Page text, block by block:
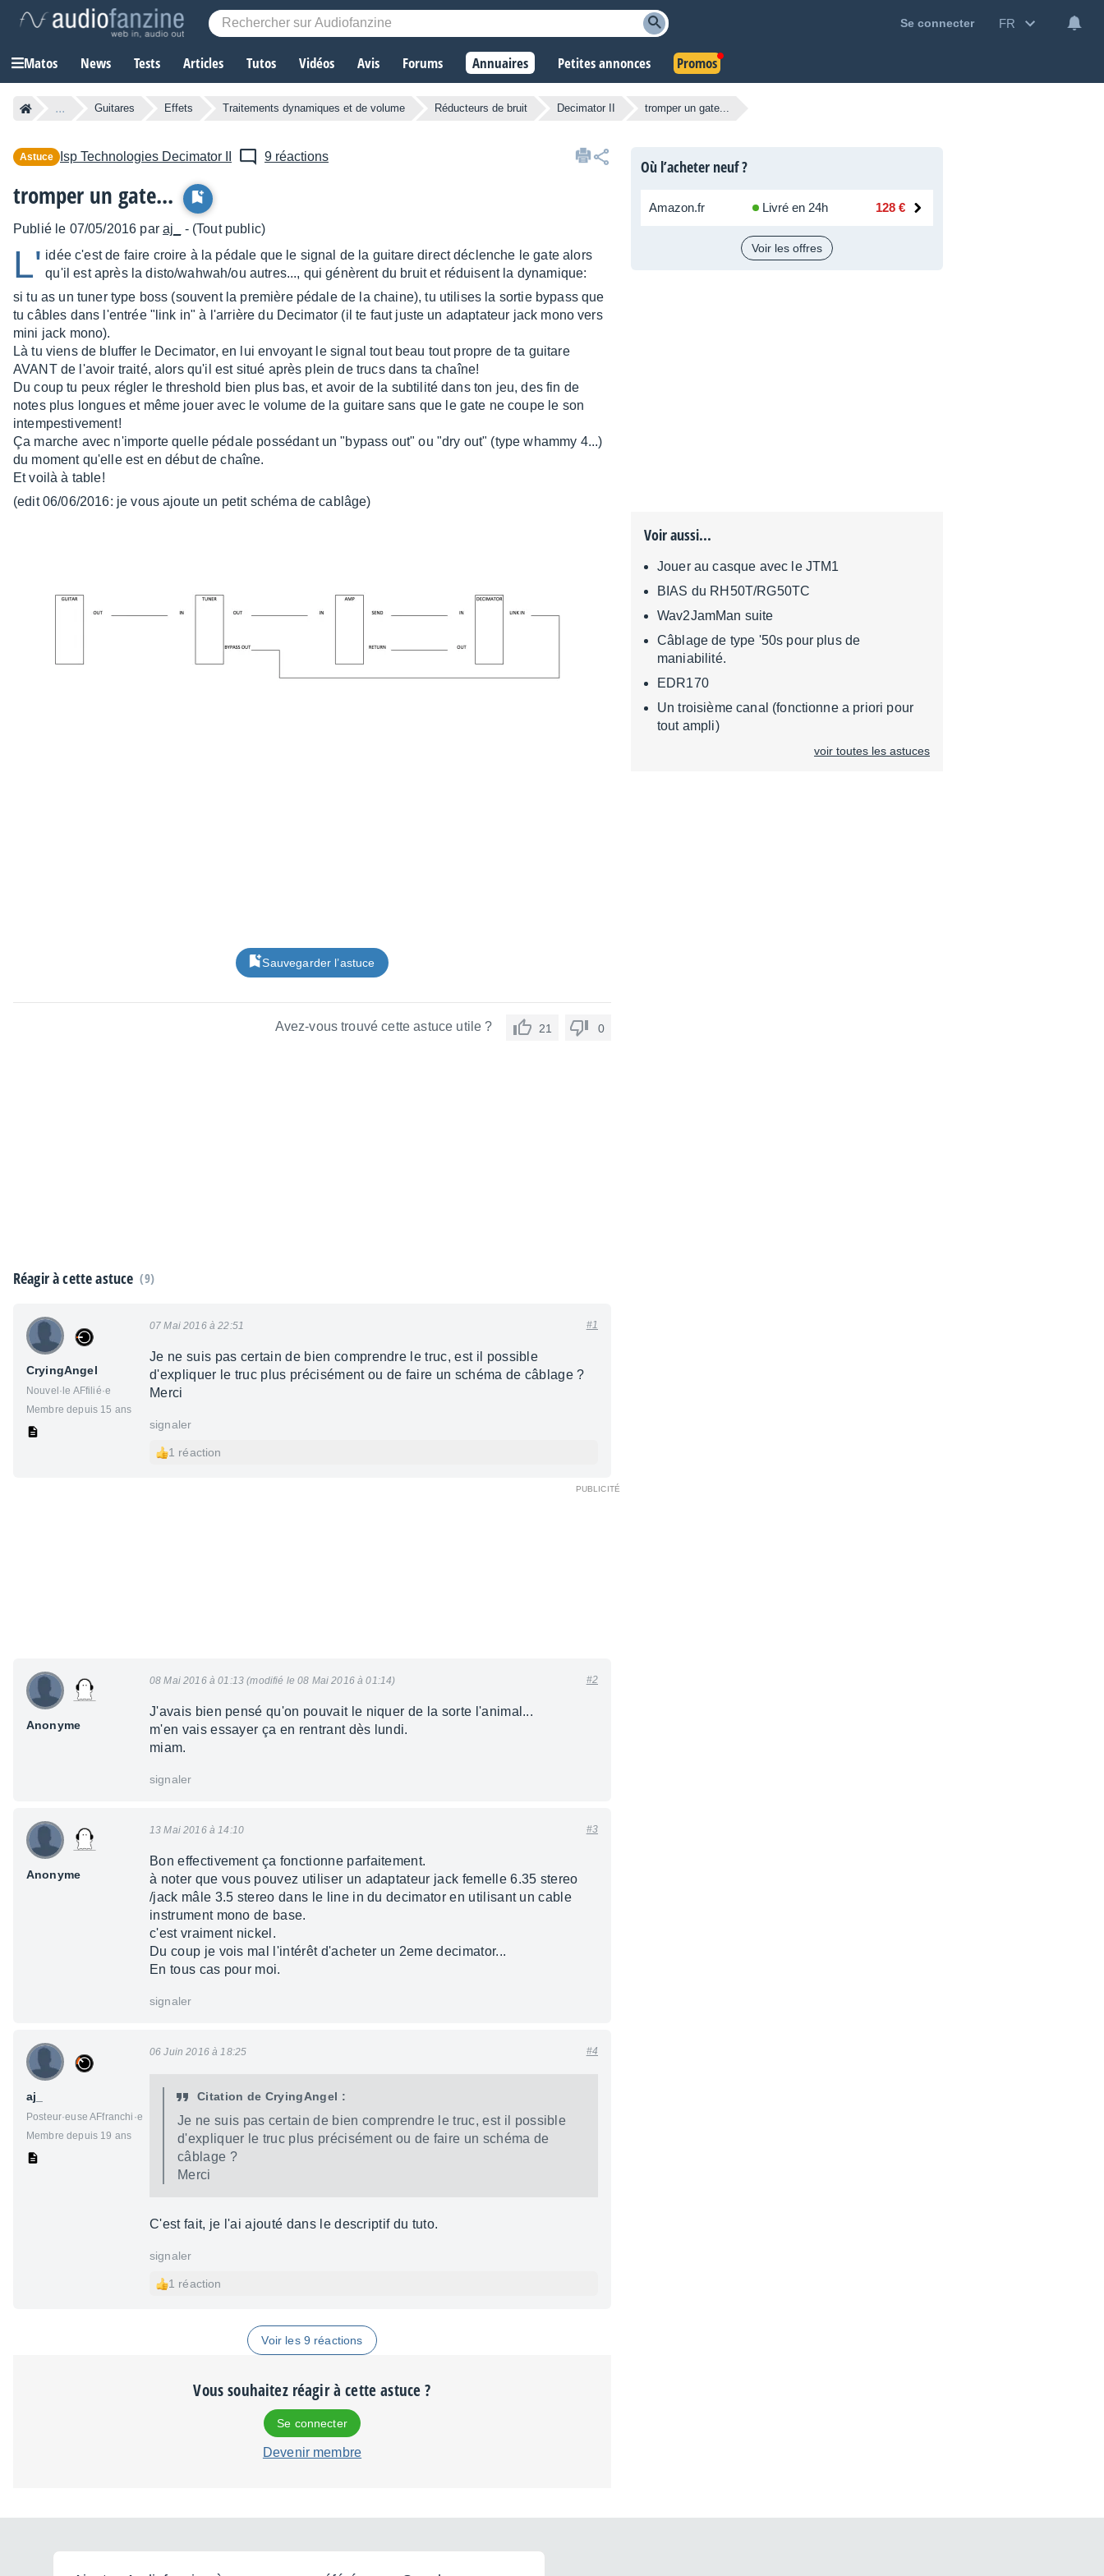
Se connecter FR
Matos News Tests Articles Tutos Vidéos Avis Forums Annuaires Petites annonces Promos
... Guitares Effets Traitements dynamiques et de volume Réducteurs de bruit Decimator II tromper un gate...
Astuce Isp Technologies Decimator II 9 réactions
tromper un gate...
Publié le 07/05/2016 paraj_ - (Tout public)
L' idée c'est de faire croire à la pédale que le signal de la guitare direct déclenche le gate alors
qu'il est après la disto/wahwah/ou autres..., qui génèrent du bruit et réduisent la dynamique:
si tu as un tuner type boss (souvent la première pédale de la chaine), tu utilises la sortie bypass que
tu câbles dans l'entrée "link in" à l'arrière du Decimator (il te faut juste un adaptateur jack mono vers
mini jack mono).
Là tu viens de bluffer le Decimator, en lui envoyant le signal tout beau tout propre de ta guitare
AVANT de l'avoir traité, alors qu'il est situé après plein de trucs dans ta chaîne!
Du coup tu peux régler le threshold bien plus bas, et avoir de la subtilité dans ton jeu, des fin de
notes plus longues et même jouer avec le volume de la guitare sans que le gate ne coupe le son
intempestivement!
Ça marche avec n'importe quelle pédale possédant un "bypass out" ou "dry out" (type whammy 4...)
du moment qu'elle est en début de chaîne.
Et voilà à table!
(edit 06/06/2016: je vous ajoute un petit schéma de cablâge)
Sauvegarder l’astuce
Avez-vous trouvé cette astuce utile ? 21 0
Réagir à cette astuce (9)
CryingAngel
Nouvel·le AFfilié·e
Membre depuis 15 ans
07 Mai 2016 à 22:51 #1
Je ne suis pas certain de bien comprendre le truc, est il possible
d'expliquer le truc plus précisément ou de faire un schéma de câblage ?
Merci
signaler
1 réaction
Anonyme
08 Mai 2016 à 01:13 (modifié le 08 Mai 2016 à 01:14) #2
J'avais bien pensé qu'on pouvait le niquer de la sorte l'animal...
m'en vais essayer ça en rentrant dès lundi.
miam.
signaler
Anonyme
13 Mai 2016 à 14:10 #3
Bon effectivement ça fonctionne parfaitement.
à noter que vous pouvez utiliser un adaptateur jack femelle 6.35 stereo
/jack mâle 3.5 stereo dans le line in du decimator en utilisant un cable
instrument mono de base.
c'est vraiment nickel.
Du coup je vois mal l'intérêt d'acheter un 2eme decimator...
En tous cas pour moi.
signaler
aj_
Posteur·euse AFfranchi·e
Membre depuis 19 ans
06 Juin 2016 à 18:25 #4
Citation de CryingAngel :
Je ne suis pas certain de bien comprendre le truc, est il possible
d'expliquer le truc plus précisément ou de faire un schéma de
câblage ?
Merci
C'est fait, je l'ai ajouté dans le descriptif du tuto.
signaler
1 réaction
Voir les 9 réactions
Vous souhaitez réagir à cette astuce ?
Se connecter
Devenir membre
Où l’acheter neuf ?
Amazon.fr Livré en 24h 128 €
Voir les offres
Voir aussi...
Jouer au casque avec le JTM1
BIAS du RH50T/RG50TC
Wav2JamMan suite
Câblage de type '50s pour plus de
maniabilité.
EDR170
Un troisième canal (fonctionne a priori pour
tout ampli)
voir toutes les astuces